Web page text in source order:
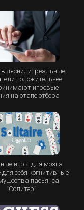
реальные
положительнее
игровые
на этапе отбора
игры для мозга:
для себя когнитивные
пасьянса
“Cолитер”